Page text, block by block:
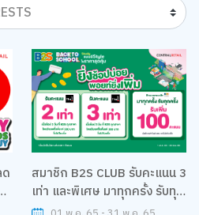
สมาชิก B2S CLUB รับคะแนน 3
เท่า และพิเศษ มาทุกครั้ง รับทุก
ครั้ง รับ 100 คะแนน ทุกครั้ง